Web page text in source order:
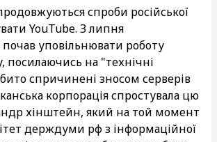
спроби російської
YouTube. З липня
уповільнювати роботу
посилаючись на "технічні
спричинені зносом серверів
корпорація спростувала цю
хінштейн, який на той момент
держдуми рф з інформаційної